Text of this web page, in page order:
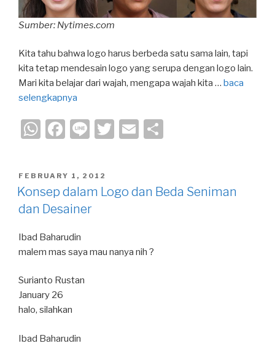
Sumber: Nytimes.com
Kita tahu bahwa logo harus berbeda satu sama lain, tapi
kita tetap mendesain logo yang serupa dengan logo lain.
Mari kita belajar dari wajah, mengapa wajah kita … baca
selengkapnya
W
at
s
A
p
F
c
e
b
o
Li
e
T
er
E
e
POSTED
ON
FEBRUARY 1, 2012
Konsep dalam Logo dan Beda Seniman
dan Desainer
Ibad Baharudin
malem mas saya mau nanya nih ?
Surianto Rustan
January 26
halo, silahkan
Ibad Baharudin